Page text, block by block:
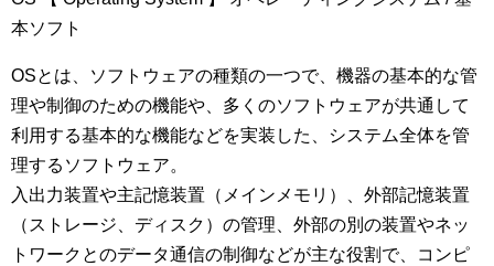
本ソフト
OSとは、ソフトウェアの種類の一つで、機器の基本的な管
理や制御のための機能や、多くのソフトウェアが共通して
利用する基本的な機能などを実装した、システム全体を管
理するソフトウェア。
入出力装置や主記憶装置（メインメモリ）、外部記憶装置
（ストレージ、ディスク）の管理、外部の別の装置やネッ
トワークとのデータ通信の制御などが主な役割で、コンピ